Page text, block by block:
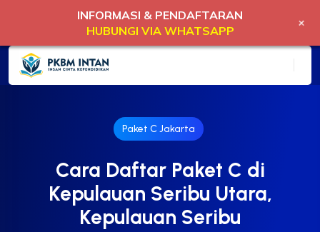
Paket C Jakarta
Cara Daftar Paket C di
Kepulauan Seribu Utara,
Kepulauan Seribu
INFORMASI & PENDAFTARAN
HUBUNGI VIA WHATSAPP
+